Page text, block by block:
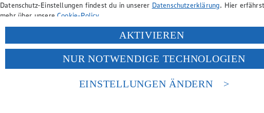
Datenschutz-Einstellungen findest du in unserer Datenschutzerklärung. Hier
mehr über unsereCookie-Policy.
Verarbeitung deiner personenbezogenen Daten in den USA durch Facebook und
Wenn du auf „Aktivieren“ klickst, willigst du im Sinne des Art. 49 Abs. 1 Satz 1 lit.
ein, dass deine Daten in den USA verarbeitet werden. Der EuGH sieht die USA als
einem nach europäischen Standards nicht angemessenen Datenschutzniveau an. Es
Risiko eines Zugriffs durch US-amerikanische Behörden.
AKTIVIEREN
NUR NOTWENDIGE TECHNOLOGIEN
EINSTELLUNGEN ÄNDERN